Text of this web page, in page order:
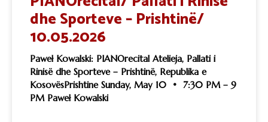
dhe Sporteve – Prishtinë/
10.05.2026
Paweł Kowalski: PIANOrecital Atelieja, Pallati i
Rinisë dhe Sporteve – Prishtinë, Republika e
KosovësPrishtine Sunday, May 10 • 7:30 PM – 9
PM Paweł Kowalski